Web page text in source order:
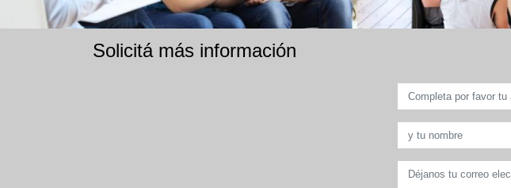
Solicitá más información